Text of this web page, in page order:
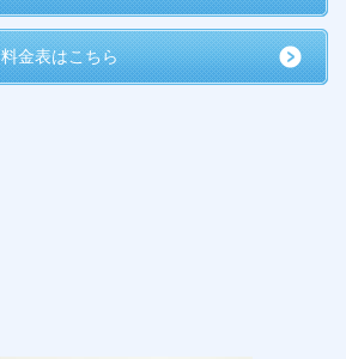
料金表はこちら